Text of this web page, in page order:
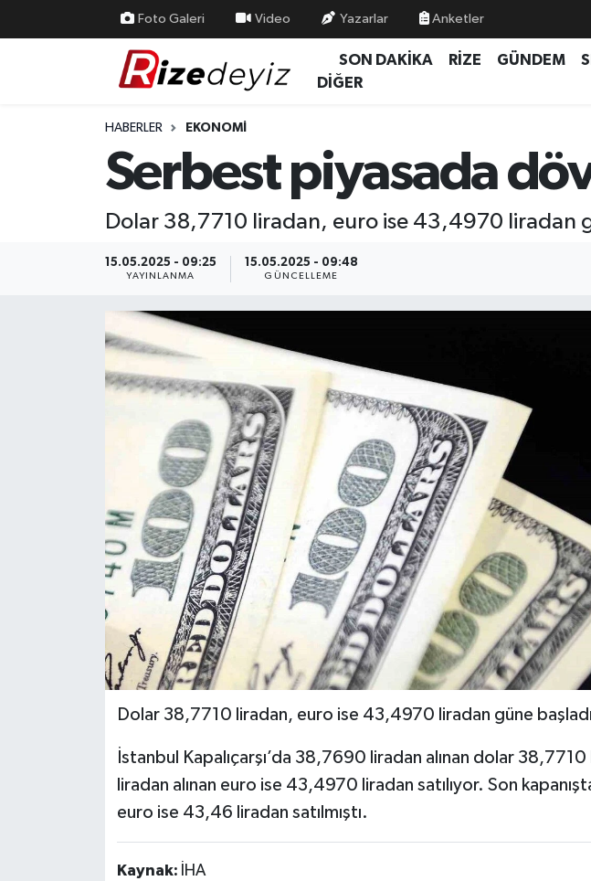
Foto Galeri Video Yazarlar Anketler
SON DAKİKA RİZE GÜNDEM
DİĞER
HABERLER EKONOMI
Serbest piyasada
Dolar 38,7710 liradan, euro ise 43,4970 liradan
15.05.2025 - 09:25
YAYINLANMA
15.05.2025 - 09:48
GÜNCELLEME
Dolar 38,7710 liradan, euro ise 43,4970 liradan güne
İstanbul Kapalıçarşı’da 38,7690 liradan alınan dolar
liradan alınan euro ise 43,4970 liradan satılıyor. Son
euro ise 43,46 liradan satılmıştı.
Kaynak: İHA
Yurttan Haberler
Teknoloji
Rize Nöbetçi Eczaneler
Rize Trafik Yoğunluk Haritası
Tüm Manşetler
Haber Arşivi